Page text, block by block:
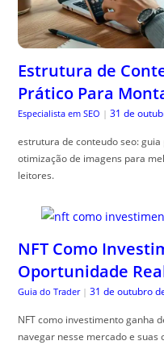
Estrutura de
Prático Para
Especialista em SEO | 31 de
estrutura de conteudo seo:
otimização de imagens para
leitores.
NFT Como
Oportunidade
Guia do Trader | 31 de outubro
NFT como investimento ganha
navegar nesse mercado e suas